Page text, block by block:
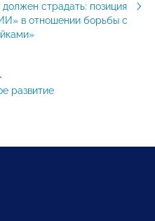
страдать: позиция
в отношении борьбы с
развитие